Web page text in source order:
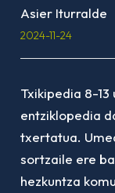
Asier Iturralde
2024-11-24
Txikipedia 8-
entziklopedia
txertatua.
sortzaile ere
hezkuntza